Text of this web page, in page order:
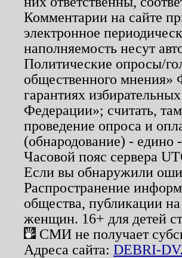
Комментарии на сайте
электронное
наполняемость несут
Политические опросы/
общественного мнения»
гарантиях
Федерации»; считать,
проведение опроса и
(обнародование) - едино
Часовой пояс сервера
Если вы обнаружили
Распространение
общества, публикации
женщин. 16+ для детей
СМИ не получает
Адреса сайта: DEBRI-